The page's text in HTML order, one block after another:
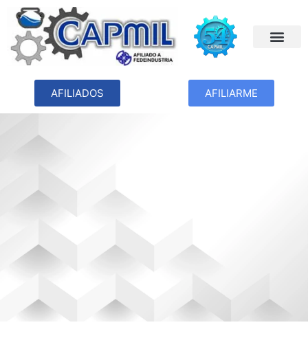
AFILIADOS AFILIARME